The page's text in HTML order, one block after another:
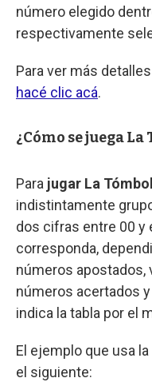
número elegido
respectivamente
Para ver más
hacé clic acá.
¿Cómo se juega La
Para jugar La
indistintamente
dos cifras entre 00 y
corresponda,
números apostados,
números acertados
indica la tabla por el
El ejemplo que usa
el siguiente: